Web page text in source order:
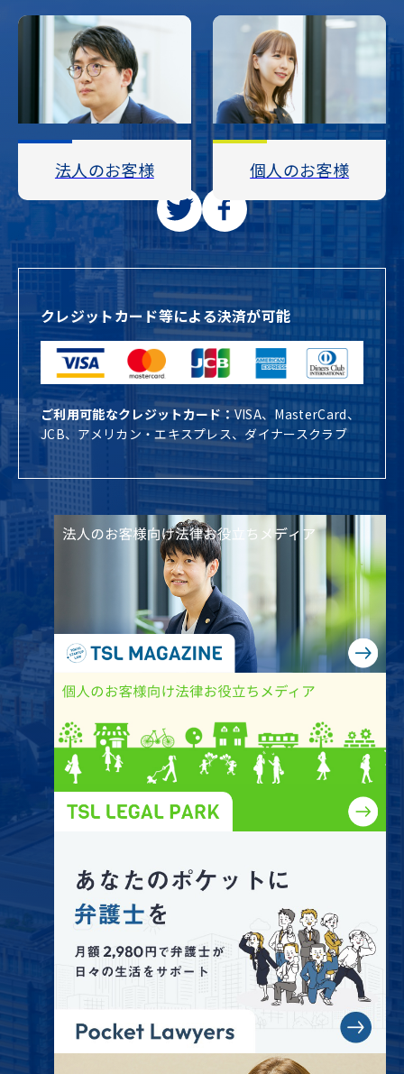
法人のお客様 個人のお客様
クレジットカード等による決済が可能
ご利用可能なクレジットカード：VISA、MasterCard、
JCB、アメリカン・エキスプレス、ダイナースクラブ